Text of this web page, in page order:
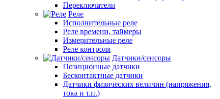
Переключатели
Реле
Исполнительные реле
Реле времени, таймеры
Измерительные реле
Реле контроля
Датчики/сенсоры
Позиционные датчики
Бесконтактные датчики
Датчики физических величин (напряжения,
тока и т.п.)